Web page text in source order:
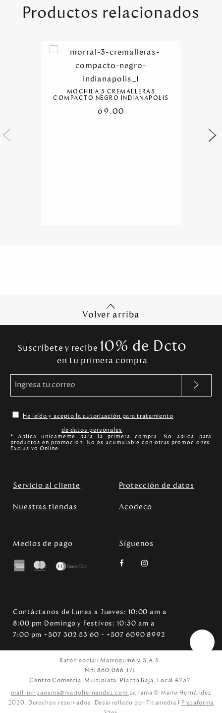
Productos relacionados
MOCHILA 3 CREMALLERAS
COMPACTO NEGRO INDIANAPOLIS
69.00
Volver arriba
Suscríbete y recibe 10% de Dcto
en tu primera compra
He leído y acepto la autorización para tratamiento
de datos personales.
* Aplica unicamente para la primera compra. No aplica para
productos en promoción. No es acumulable con otras promociones.
Exclusivo Online.
Servicio al cliente Protección de datos
Nuestras tiendas Acodeco
Medios de pago Síguenos
Contáctanos de Lunes a Jueves: 10:00 am a
8:00 pm Domingo y Festivos: 10:30 am a
7:00 pm +507 302 53 60 - +507 6090 8992
Razón social: Marroquinera S.A.S.
Nit: 860.066.471
Centro Comercial Multiplaza. Planta Baja. Local A232
mail: mhpanama@mariohernandez.com panama © Mario Hernández
2020. Derechos reservados. Desarrollado por Titamedia l Plataforma